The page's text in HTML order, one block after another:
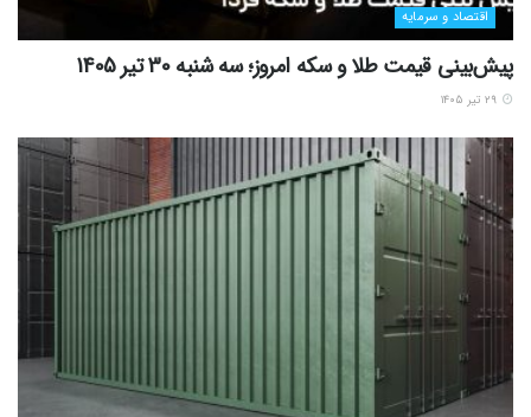
اقتصاد و سرمایه
پیش‌بینی قیمت طلا و سکه امروز؛ سه شنبه 30 تیر 1405